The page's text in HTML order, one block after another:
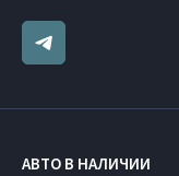
АВТО В НАЛИЧИИ